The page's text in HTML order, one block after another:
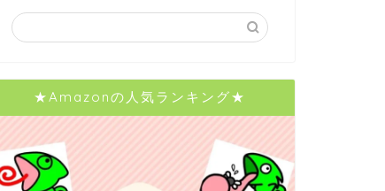
★Amazonの人気ランキング★